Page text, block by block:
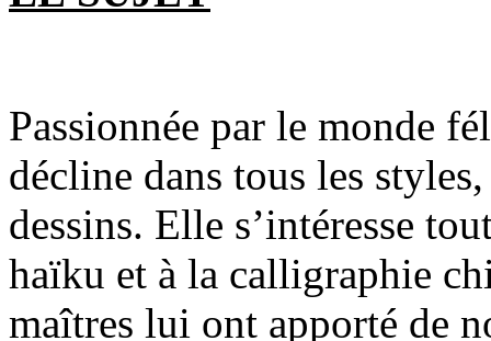
Passionnée par le monde
décline dans tous les
dessins. Elle s’intéresse
haïku et à la calligraphie
maîtres lui ont apporté de